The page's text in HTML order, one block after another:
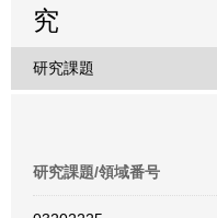
究
研究課題
研究課題/領域番号